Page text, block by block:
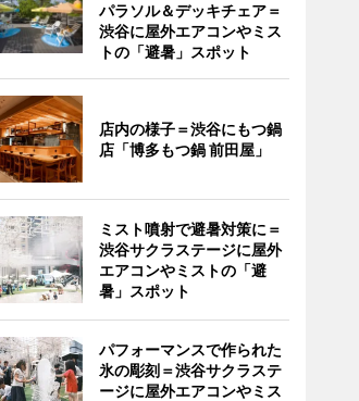
パラソル＆デッキチェア＝
渋谷に屋外エアコンやミス
トの「避暑」スポット
店内の様子＝渋谷にもつ鍋
店「博多もつ鍋 前田屋」
ミスト噴射で避暑対策に＝
渋谷サクラステージに屋外
エアコンやミストの「避
暑」スポット
パフォーマンスで作られた
氷の彫刻＝渋谷サクラステ
ージに屋外エアコンやミス